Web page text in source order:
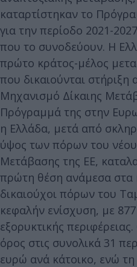
καταρτίστηκαν το
για την περίοδο 2021-
που το συνοδεύουν. Η
πρώτο κράτος-μέλος
που δικαιούνται
Μηχανισμό Δίκαιης
Πρόγραμμά της στην
η Ελλάδα, μετά από
ύψος των πόρων του νέου
Μετάβασης της ΕΕ,
πρώτη θέση ανάμεσα στα
δικαιούχοι πόρων του
κεφαλήν ενίσχυση, με
εξορυκτικής
όρος στις συνολικά 31
ευρώ ανά κάτοικο, ενώ